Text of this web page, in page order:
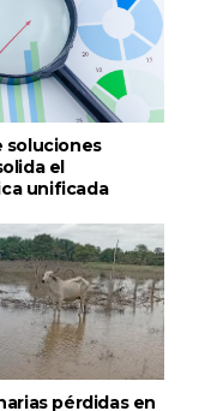
soluciones
el
unificada
pérdidas en